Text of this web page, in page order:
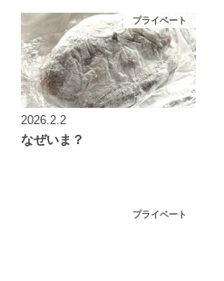
プライベート
2026.2.2
なぜいま？
プライベート